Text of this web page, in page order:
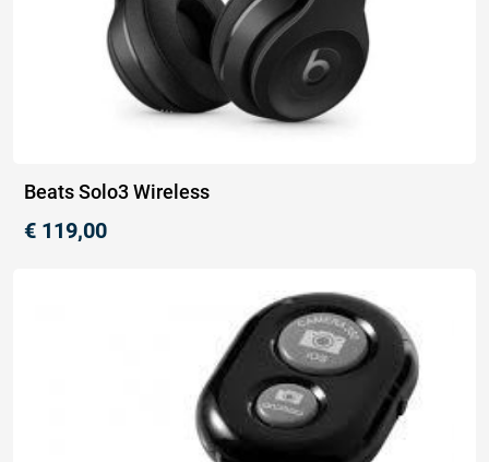
Beats Solo3 Wireless
€ 119,00